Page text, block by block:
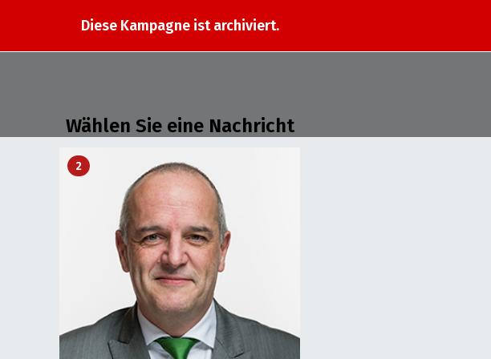
Diese Kampagne ist archiviert.
Wählen Sie eine Nachricht
2